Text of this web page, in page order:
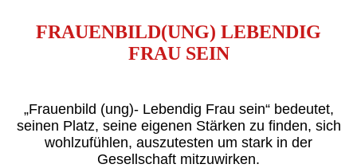
FRAUENBILD(UNG) LEBENDIG
FRAU SEIN
„Frauenbild (ung)- Lebendig Frau sein“ bedeutet,
seinen Platz, seine eigenen Stärken zu finden, sich
wohlzufühlen, auszutesten um stark in der
Gesellschaft mitzuwirken.